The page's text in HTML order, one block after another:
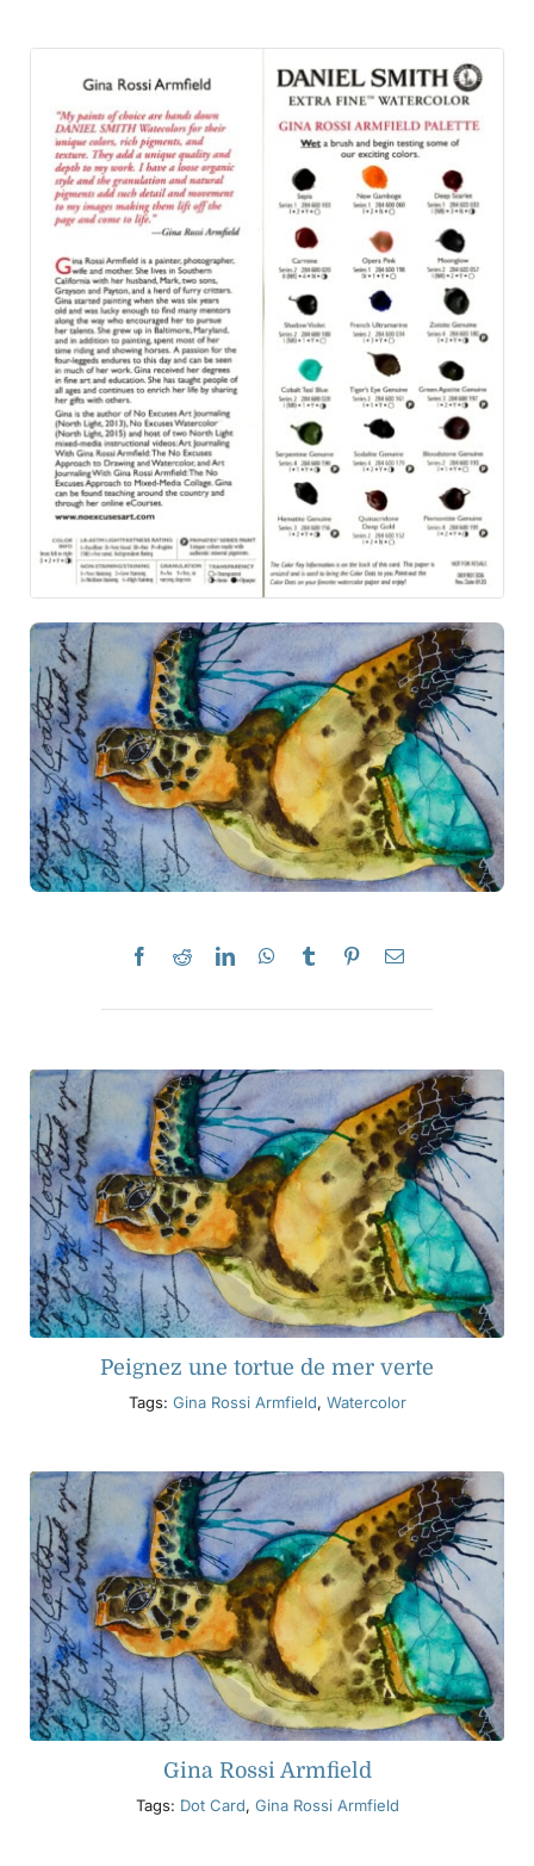
Peignez une tortue de mer verte
Tags: Gina Rossi Armfield, Watercolor
Gina Rossi Armfield
Tags: Dot Card, Gina Rossi Armfield